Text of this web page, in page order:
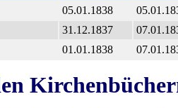
05.01.1838
31.12.1837
01.01.1838